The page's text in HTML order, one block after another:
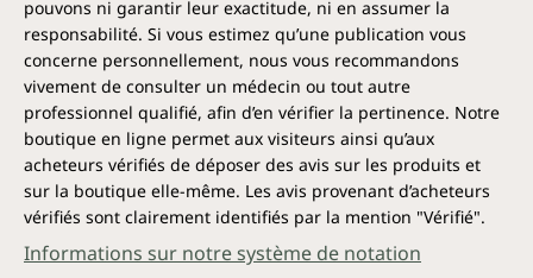
pouvons ni garantir leur exactitude, ni en assumer la
responsabilité. Si vous estimez qu’une publication vous
concerne personnellement, nous vous recommandons
vivement de consulter un médecin ou tout autre
professionnel qualifié, afin d’en vérifier la pertinence. Notre
boutique en ligne permet aux visiteurs ainsi qu’aux
acheteurs vérifiés de déposer des avis sur les produits et
sur la boutique elle-même. Les avis provenant d’acheteurs
vérifiés sont clairement identifiés par la mention "Vérifié".
Informations sur notre système de notation